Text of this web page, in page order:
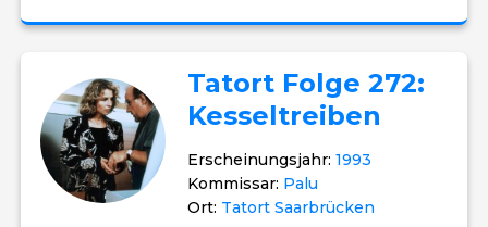
Tatort Folge 272:
Kesseltreiben
Erscheinungsjahr:1993
Kommissar: Palu
Ort: Tatort Saarbrücken